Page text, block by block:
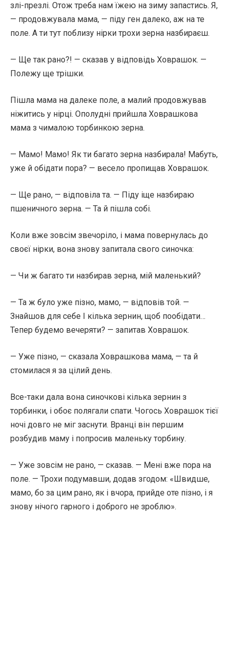
злі-презлі. Отож треба нам їжею на зиму запастись. Я,
— продовжувала мама, — піду ген далеко, аж на те
поле. А ти тут поблизу нірки трохи зерна назбираєш.
— Ще так рано?! — сказав у відповідь Ховрашок. —
Полежу ще трішки.
Пішла мама на далеке поле, а малий продовжував
ніжитись у нірці. Ополудні прийшла Ховрашкова
мама з чималою торбинкою зерна.
— Мамо! Мамо! Як ти багато зерна назбирала! Мабуть,
уже й обідати пора? — весело пропищав Ховрашок.
— Ще рано, — відповіла та. — Піду іще назбираю
пшеничного зерна. — Та й пішла собі.
Коли вже зовсім звечоріло, і мама повернулась до
своєї нірки, вона знову запитала свого синочка:
— Чи ж багато ти назбирав зерна, мій маленький?
— Та ж було уже пізно, мамо, — відповів той. —
Знайшов для себе І кілька зернин, щоб пообідати…
Тепер будемо вечеряти? — запитав Ховрашок.
— Уже пізно, — сказала Ховрашкова мама, — та й
стомилася я за цілий день.
Все-таки дала вона синочкові кілька зернин з
торбинки, і обоє полягали спати. Чогось Ховрашок тієї
ночі довго не міг заснути. Вранці він першим
розбудив маму і попросив маленьку торбину.
— Уже зовсім не рано, — сказав. — Мені вже пора на
поле. — Трохи подумавши, додав згодом: «Швидше,
мамо, бо за цим рано, як і вчора, прийде оте пізно, і я
знову нічого гарного і доброго не зроблю».